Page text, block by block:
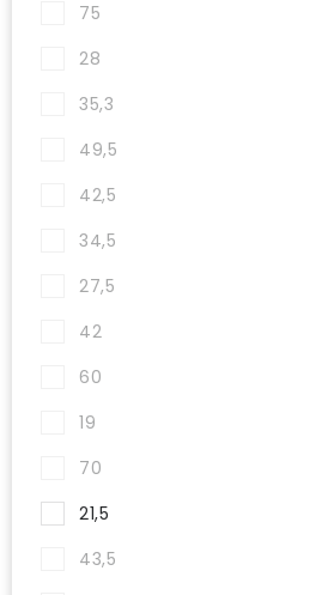
75
28
35,3
49,5
42,5
34,5
27,5
42
60
19
70
21,5
43,5